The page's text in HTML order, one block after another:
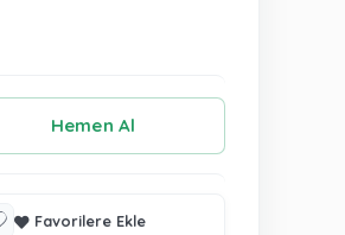
Favorilere Ekle